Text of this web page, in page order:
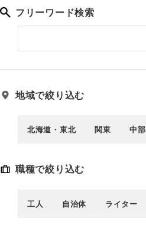
フリーワード検索
地域で絞り込む
北海道・東北 関東 中部
職種で絞り込む
工人 自治体 ライター